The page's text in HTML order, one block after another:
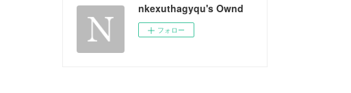
nkexuthagyqu's Ownd
フォロー